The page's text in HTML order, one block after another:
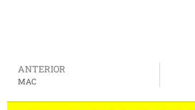
ANTERIOR
MAC